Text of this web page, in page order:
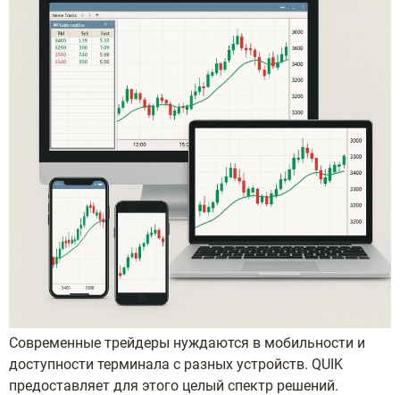
Современные трейдеры нуждаются в мобильности и
доступности терминала с разных устройств. QUIK
предоставляет для этого целый спектр решений.